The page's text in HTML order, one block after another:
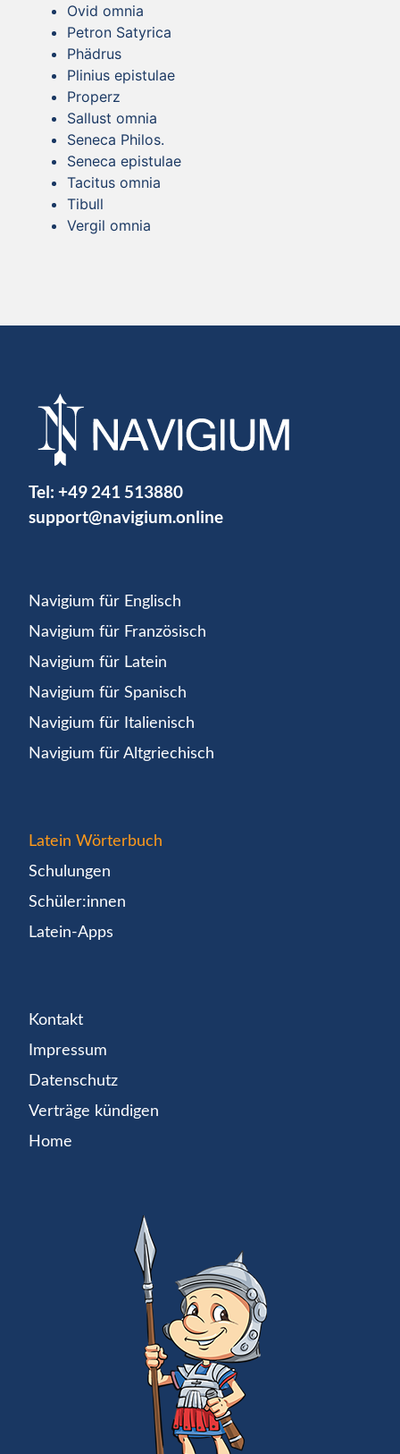
Ovid omnia
Petron Satyrica
Phädrus
Plinius epistulae
Properz
Sallust omnia
Seneca Philos.
Seneca epistulae
Tacitus omnia
Tibull
Vergil omnia
Tel: +49 241 513880
support@navigium.online
Navigium für Englisch
Navigium für Französisch
Navigium für Latein
Navigium für Spanisch
Navigium für Italienisch
Navigium für Altgriechisch
Latein Wörterbuch
Schulungen
Schüler:innen
Latein-Apps
Kontakt
Impressum
Datenschutz
Verträge kündigen
Home